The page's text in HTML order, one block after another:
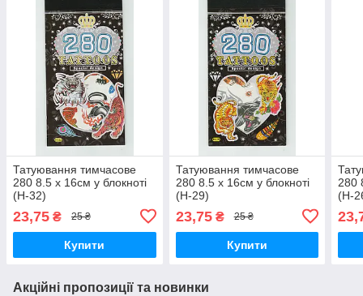
Татуювання тимчасове
280 8.5 х 16см у блокноті
(H-32)
23,75 ₴ 25 ₴
Купити
Татуювання тимчасове
280 8.5 х 16см у блокноті
(H-29)
23,75₴ 25 ₴
Купити
280
(H-
Акційні пропозиції та новинки